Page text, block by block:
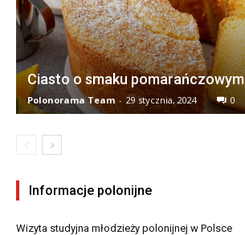
Ciasto o smaku pomarańczowym
Polonorama Team - 29 stycznia, 2024 0
Informacje polonijne
Wizyta studyjna młodzieży polonijnej w Polsce